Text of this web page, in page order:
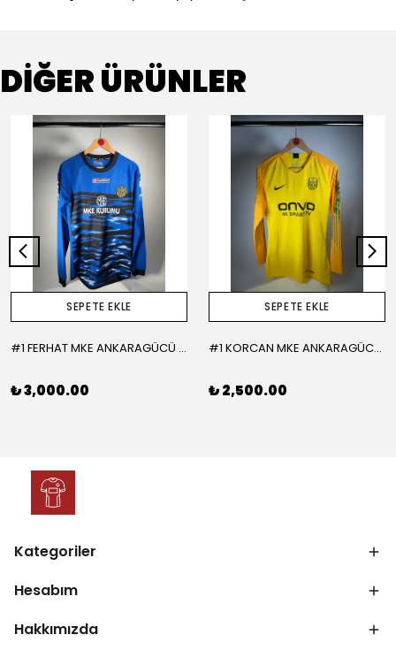
DİĞER ÜRÜNLER
SEPETE EKLE
#1 FERHAT MKE ANKARAGÜCÜ 2015-2016 KALECİ - LARGE
₺ 3,000.00
SEPETE EKLE
#1 KORCAN MKE ANKARAGÜCÜ 2019-2020 KALECİ - MEDIUM
₺ 2,500.00
Kategoriler
Hesabım
Hakkımızda